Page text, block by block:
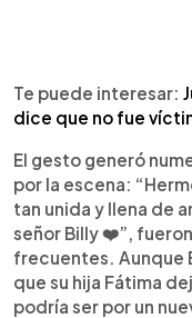
Te puede interesar:
dice que no fue
El gesto generó
por la escena:
tan unida y llena de
señor Billy ❤️”,
frecuentes. Aunque
que su hija Fátima
podría ser por un